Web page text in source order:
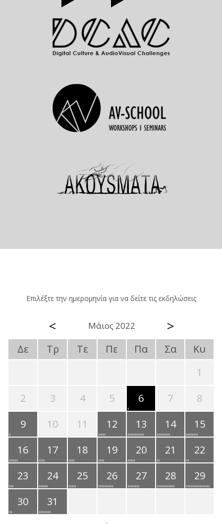
Επιλέξτε την ημερομηνία για να δείτε τις εκδηλώσεις
< Μάιος 2022 >
Δε Τρ Τε Πε Πα Σα
Κυ
1
2
3 4 5 6 7
8
9
10 11 12 13 14
15
16
17 18 19 20 21
22
23
24 25 26 27 28
29
30
31